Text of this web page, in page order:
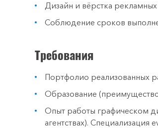
Дизайн и вёрстка
Соблюдение сроков
Требования
Портфолио реализованных
Образование
Опыт работы графическом
агентствах). Специализация